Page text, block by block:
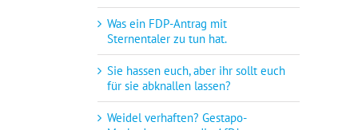
Was ein FDP-Antrag mit
Sternentaler zu tun hat.
Sie hassen euch, aber ihr sollt euch
für sie abknallen lassen?
Weidel verhaften? Gestapo-